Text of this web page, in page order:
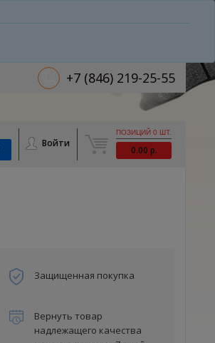
+7 (846) 219-25-55
Войти
ПОЗИЦИЙ 0 ШТ.
0.00 р.
Защищенная покупка
Вернуть товар
надлежащего качества